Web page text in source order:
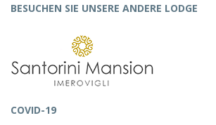
BESUCHEN SIE UNSERE ANDERE LODGE
COVID-19